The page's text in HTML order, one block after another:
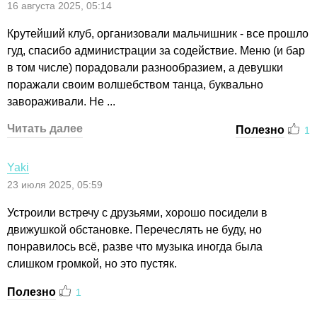
16 августа 2025, 05:14
Крутейший клуб, организовали мальчишник - все прошло
гуд, спасибо администрации за содействие. Меню (и бар
в том числе) порадовали разнообразием, а девушки
поражали своим волшебством танца, буквально
завораживали. Не ...
Читать далее Полезно 1
Yaki
23 июля 2025, 05:59
Устроили встречу с друзьями, хорошо посидели в
движушкой обстановке. Перечеслять не буду, но
понравилось всё, разве что музыка иногда была
слишком громкой, но это пустяк.
Полезно 1